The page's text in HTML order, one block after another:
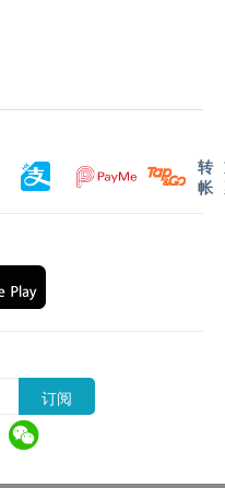
公时间：星期一、三
服务，若再要求讲解，
报告，所有报告一律
如需额外索取报告複
取$150行政费。注
险。
断或治疗用途，如需
收费，价钱请向美邦查
转
帐
订阅